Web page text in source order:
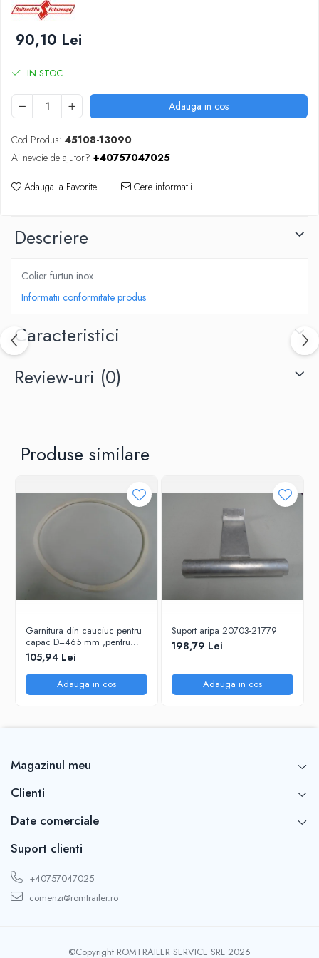
SUPAPE PNEUMATICE
SUSPENSIE
90,10 Lei
IN STOC
Adauga in cos
Cod Produs: 45108-13090
Ai nevoie de ajutor? +40757047025
Adauga la Favorite Cere informatii
Descriere
Colier furtun inox
Informatii conformitate produs
Caracteristici
Review-uri (0)
Produse similare
Garnitura din cauciuc pentru
capac D=465 mm ,pentru
SPITZER SILO
105,94 Lei
Adauga in cos
Suport aripa 20703-21779
198,79 Lei
Adauga in cos
Magazinul meu
Clienti
Date comerciale
Suport clienti
+40757047025
comenzi@romtrailer.ro
©Copyright ROMTRAILER SERVICE SRL 2026